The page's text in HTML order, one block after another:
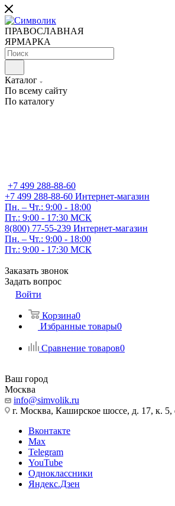
ПРАВОСЛАВНАЯ
ЯРМАРКА
Каталог
По всему сайту
По каталогу
+7 499 288-88-60
+7 499 288-88-60 Интернет-магазин
Пн. – Чт.: 9:00 - 18:00
Пт.: 9:00 - 17:30 МСК
8(800) 77-55-239 Интернет-магазин
Пн. – Чт.: 9:00 - 18:00
Пт.: 9:00 - 17:30 МСК
Заказать звонок
Задать вопрос
Войти
Корзина0
Избранные товары0
Сравнение товаров0
Ваш город
Москва
info@simvolik.ru
г. Москва, Каширское шоссе, д. 17, к. 5,
Вконтакте
Max
Telegram
YouTube
Одноклассники
Яндекс.Дзен